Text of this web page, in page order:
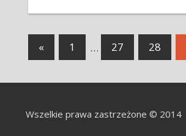
« 1 … 27 28
Wszelkie prawa zastrzeżone © 2014